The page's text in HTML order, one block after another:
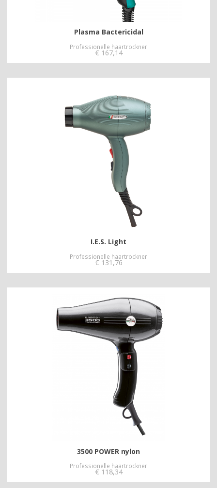
Plasma Bactericidal
Professionelle haartrockner
€ 167,14
I.E.S. Light
Professionelle haartrockner
€ 131,76
3500 POWER nylon
Professionelle haartrockner
€ 118,34